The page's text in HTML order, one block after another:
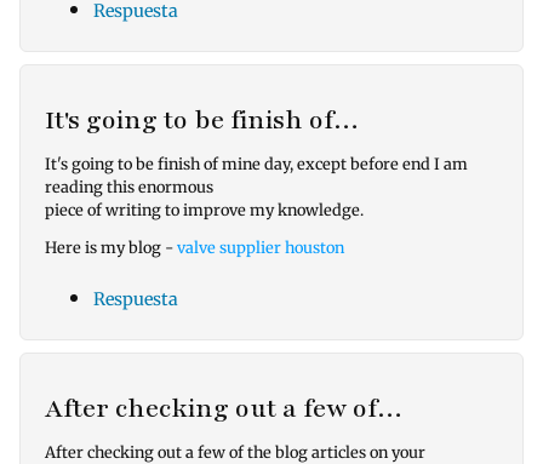
Respuesta
It's going to be finish of…
It's going to be finish of mine day, except before end I am
reading this enormous
piece of writing to improve my knowledge.
Here is my blog -valve supplier houston
Respuesta
After checking out a few of…
After checking out a few of the blog articles on your